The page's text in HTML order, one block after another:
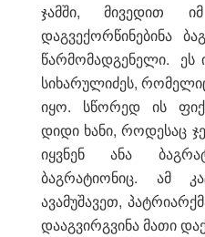
ჯამში, მივედით
დაგვექორწინებინა
წარმომადგენელი. ეს
სიხარულიძეს,
იყო. სწორედ ის
დიდი ხანი, როდესაც
იყვნენ ანა
ბაგრატიონიც. ამ
ავამუშავეთ,
დააგვირგვინა მათი